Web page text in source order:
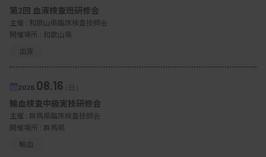
第2回 血液検査班研修会
主催 : 和歌山県臨床検査技師会
開催場所 : 和歌山県
血液
2026. 08.16（日）
輸血検査中級実技研修会
主催 : 群馬県臨床検査技師会
開催場所 : 群馬県
輸血